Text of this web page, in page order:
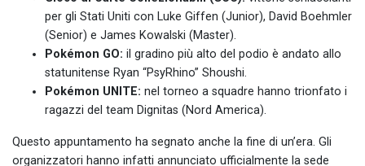
per gli Stati Uniti con Luke Giffen (Junior), David Boehmler
(Senior) e James Kowalski (Master).
Pokémon GO: il gradino più alto del podio è andato allo
statunitense Ryan “PsyRhino” Shoushi.
Pokémon UNITE: nel torneo a squadre hanno trionfato i
ragazzi del team Dignitas (Nord America).
Questo appuntamento ha segnato anche la fine di un’era. Gli
organizzatori hanno infatti annunciato ufficialmente la sede